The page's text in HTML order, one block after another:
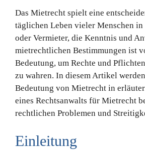
Das Mietrecht spielt eine
täglichen Leben vieler Menschen
oder Vermieter, die Kenntnis und
mietrechtlichen Bestimmungen ist
Bedeutung, um Rechte und
zu wahren. In diesem Artikel
Bedeutung von Mietrecht in
eines Rechtsanwalts für Mietrecht
rechtlichen Problemen und
Einleitung